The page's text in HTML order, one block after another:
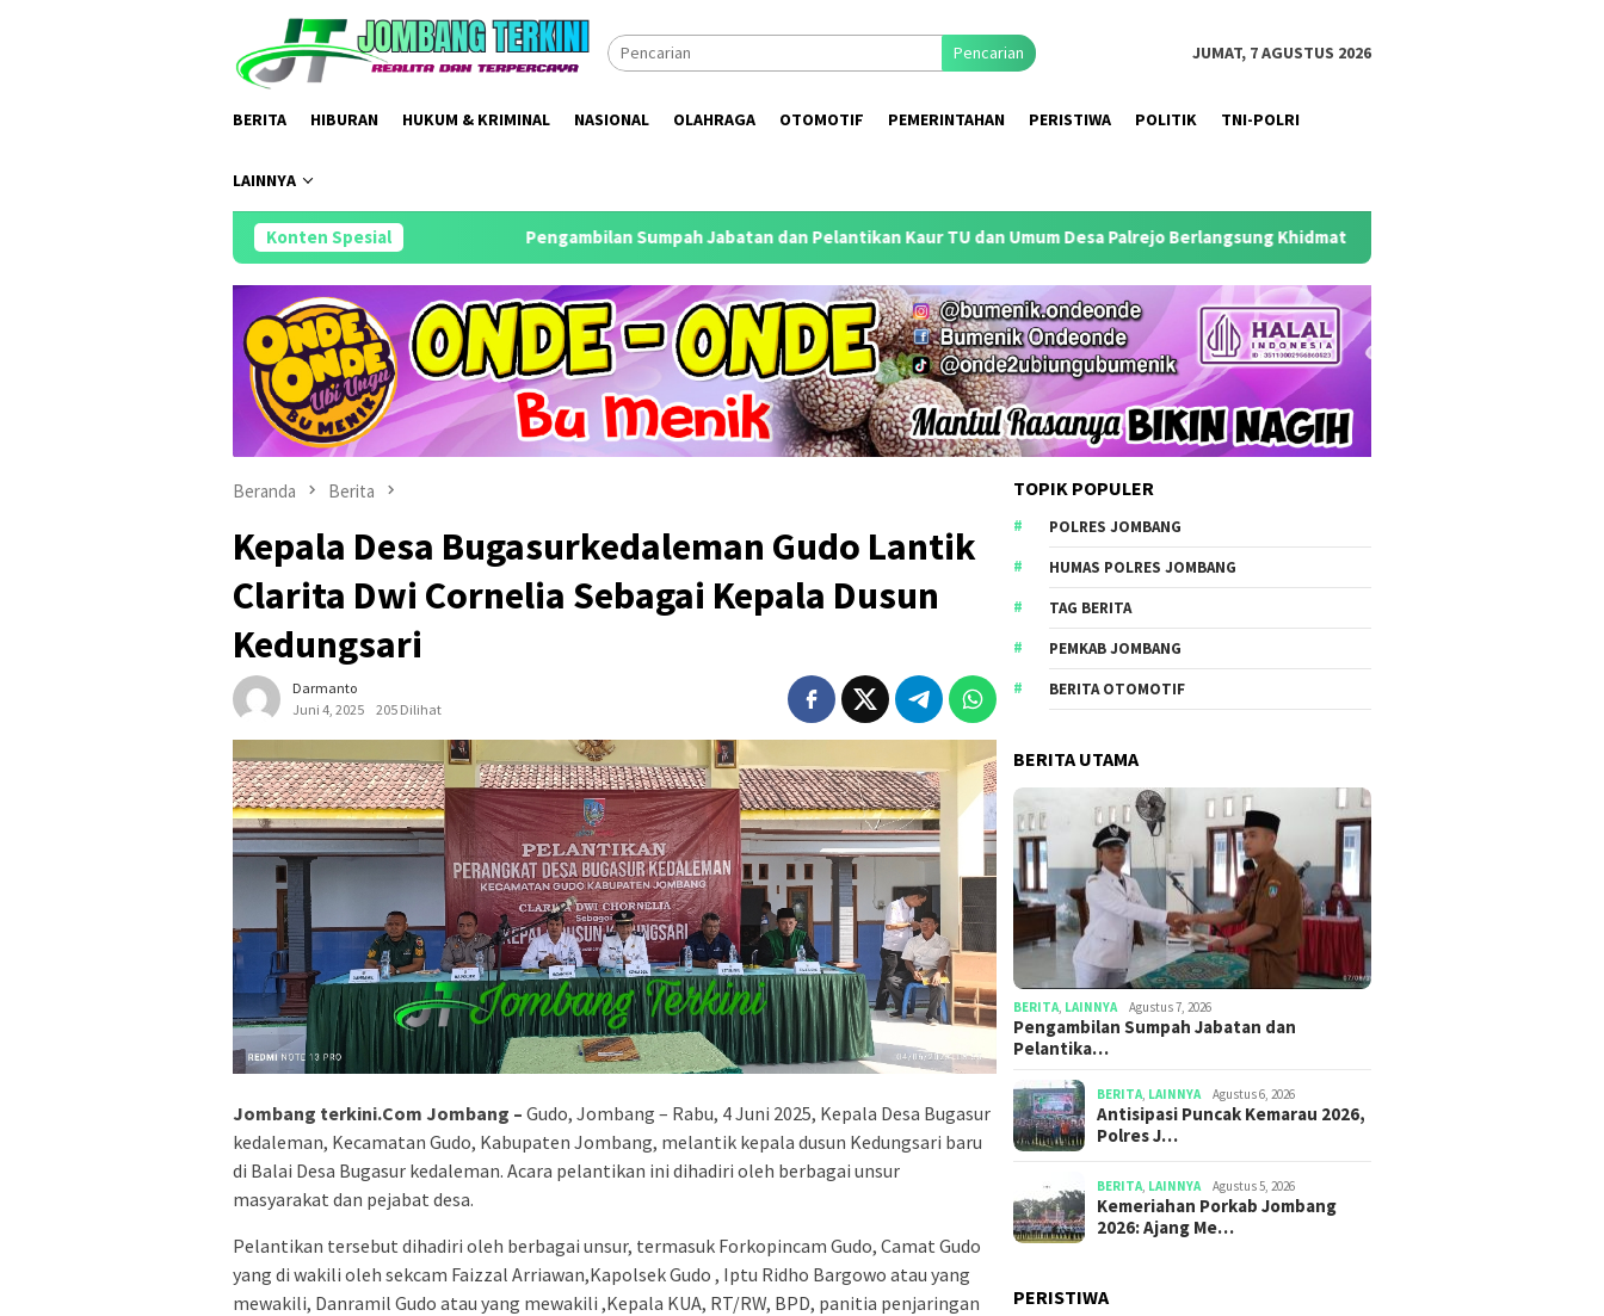
Pencarian JUMAT, 7 AGUSTUS 2026
BERITA HIBURAN HUKUM & KRIMINAL NASIONAL OLAHRAGA OTOMOTIF PEMERINTAHAN PERISTIWA POLITIK TNI-POLRI
LAINNYA
Konten Spesial
Pengambilan Sumpah Jabatan dan Pelantikan Kaur TU dan Umum Desa Palrejo Berlangsung Khidmat Antisipasi Puncak Kemarau 2026, Polres
Beranda Berita
Kepala Desa Bugasurkedaleman Gudo Lantik
Clarita Dwi Cornelia Sebagai Kepala Dusun
Kedungsari
Darmanto
Juni 4, 2025
205 Dilihat
Jombang terkini.Com Jombang – Gudo, Jombang – Rabu, 4 Juni 2025, Kepala Desa Bugasur
kedaleman, Kecamatan Gudo, Kabupaten Jombang, melantik kepala dusun Kedungsari baru
di Balai Desa Bugasur kedaleman. Acara pelantikan ini dihadiri oleh berbagai unsur
masyarakat dan pejabat desa.
Pelantikan tersebut dihadiri oleh berbagai unsur, termasuk Forkopincam Gudo, Camat Gudo
yang di wakili oleh sekcam Faizzal Arriawan,Kapolsek Gudo , Iptu Ridho Bargowo atau yang
mewakili, Danramil Gudo atau yang mewakili ,Kepala KUA, RT/RW, BPD, panitia penjaringan
TOPIK POPULER
POLRES JOMBANG
HUMAS POLRES JOMBANG
TAG BERITA
PEMKAB JOMBANG
BERITA OTOMOTIF
BERITA UTAMA
BERITA, LAINNYA Agustus 7, 2026
Pengambilan Sumpah Jabatan dan
Pelantika…
BERITA, LAINNYA Agustus 6, 2026
Antisipasi Puncak Kemarau 2026,
Polres J…
BERITA, LAINNYA Agustus 5, 2026
Kemeriahan Porkab Jombang
2026: Ajang Me…
PERISTIWA